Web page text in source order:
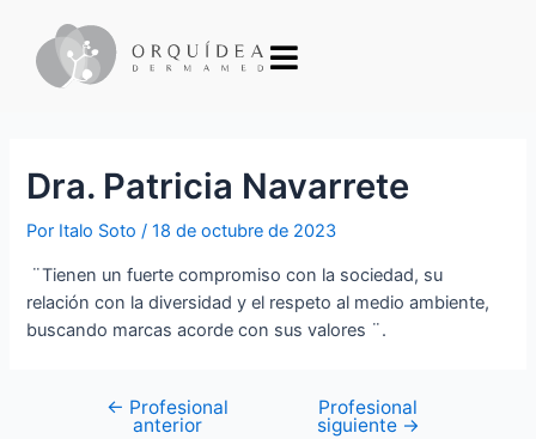
Dra. Patricia Navarrete
Por Italo Soto/18 de octubre de 2023
¨Tienen un fuerte compromiso con la sociedad, su
relación con la diversidad y el respeto al medio ambiente,
buscando marcas acorde con sus valores ¨.
← Profesional
anterior
Profesional
siguiente →